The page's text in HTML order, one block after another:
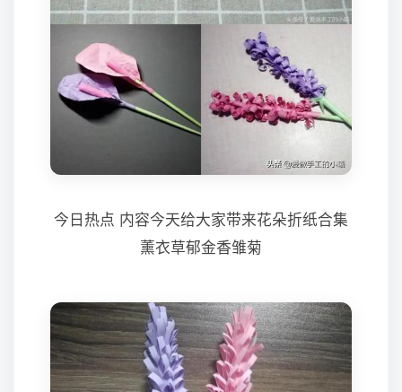
今日热点 内容今天给大家带来花朵折纸合集
薰衣草郁金香雏菊